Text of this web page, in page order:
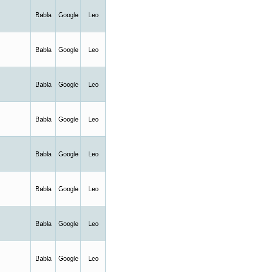
Babla Google Leo
Babla Google Leo
Babla Google Leo
Babla Google Leo
Babla Google Leo
Babla Google Leo
Babla Google Leo
Babla Google Leo